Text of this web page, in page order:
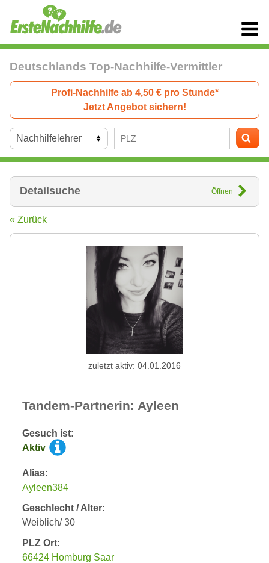
Deutschlands Top-Nachhilfe-Vermittler
Profi-Nachhilfe ab 4,50 € pro Stunde*
Jetzt Angebot sichern!
Detailsuche Öffnen
« Zurück
Tandem-Partnerin: Ayleen
Gesuch ist:
Aktiv
Alias:
Ayleen384
Geschlecht / Alter:
Weiblich/ 30
PLZ Ort:
66424 Homburg Saar
zuletzt aktiv: 04.01.2016